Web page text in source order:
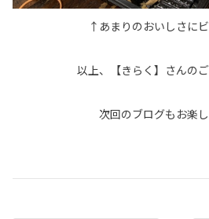
↑あまりのおいしさに
以上、【きらく】さんの
次回のブログもお楽